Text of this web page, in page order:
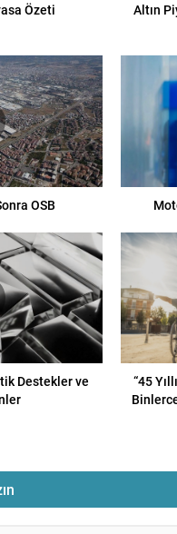
Özeti Altın
OSB
Destekler ve
“45